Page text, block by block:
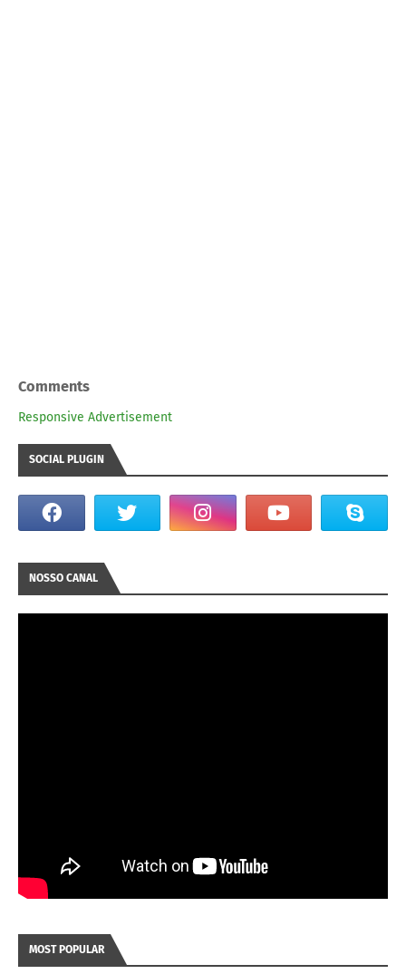
Comments
Responsive Advertisement
SOCIAL PLUGIN
NOSSO CANAL
MOST POPULAR